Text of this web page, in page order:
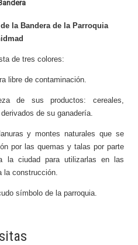
la Bandera de la Parroquia
de tres colores:
libre de contaminación.
de sus productos: cereales,
de su ganadería.
y montes naturales que se
por las quemas y talas por parte
la ciudad para utilizarlas en las
la construcción.
símbolo de la parroquia.